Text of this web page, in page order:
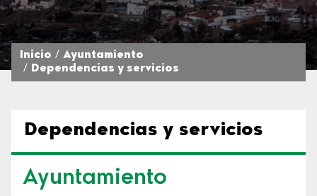
Inicio
Ayuntamiento
Dependencias y servicios
Dependencias y servicios
Ayuntamiento